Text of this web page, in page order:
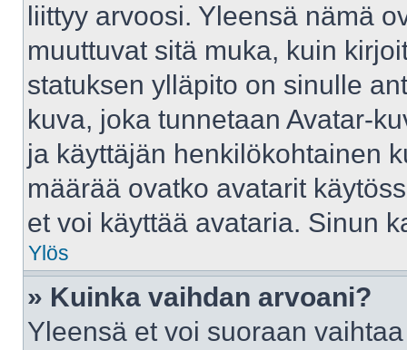
liittyy arvoosi. Yleensä nämä
muuttuvat sitä muka, kuin
statuksen ylläpito on sinulle
kuva, joka tunnetaan Avatar-
ja käyttäjän henkilökohtainen
määrää ovatko avatarit
et voi käyttää avataria. Sinun
Ylös
» Kuinka vaihdan arvoani?
Yleensä et voi suoraan